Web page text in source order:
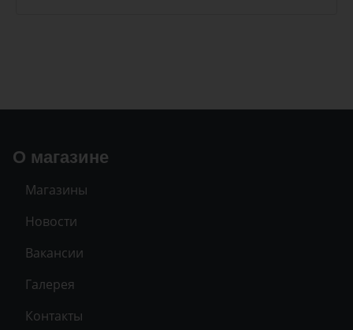
О магазине
Магазины
Новости
Вакансии
Галерея
Контакты